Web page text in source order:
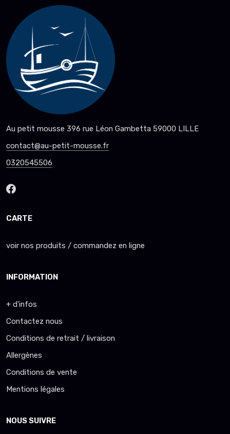
Au petit mousse 396 rue Léon Gambetta 59000 LILLE
contact@au-petit-mousse.fr
0320545506
CARTE
voir nos produits / commandez en ligne
INFORMATION
+ d'infos
Contactez nous
Conditions de retrait / livraison
Allergènes
Conditions de vente
Mentions légales
NOUS SUIVRE